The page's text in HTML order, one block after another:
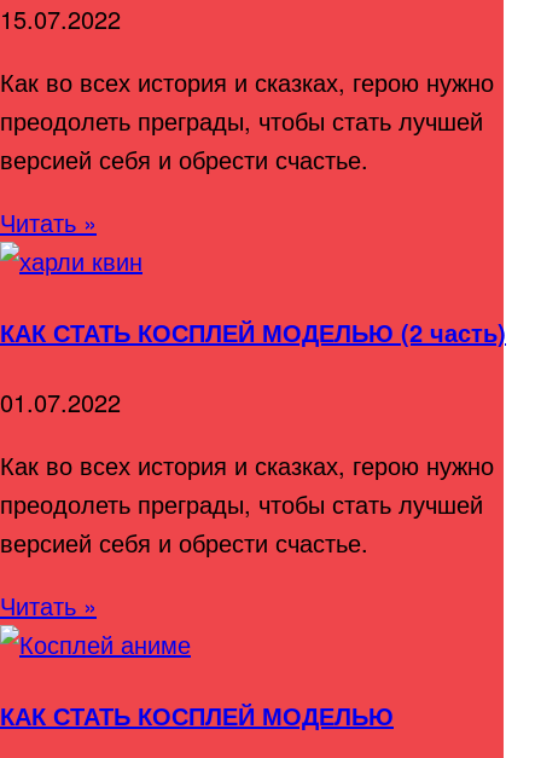
15.07.2022
Как во всех история и сказках, герою нужно
преодолеть преграды, чтобы стать лучшей
версией себя и обрести счастье.
Читать »
КАК СТАТЬ КОСПЛЕЙ МОДЕЛЬЮ (2 часть)
01.07.2022
Как во всех история и сказках, герою нужно
преодолеть преграды, чтобы стать лучшей
версией себя и обрести счастье.
Читать »
КАК СТАТЬ КОСПЛЕЙ МОДЕЛЬЮ